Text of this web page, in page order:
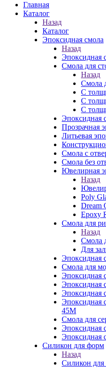
Главная
Каталог
Назад
Каталог
Эпоксидная смола
Назад
Эпоксидная
Смола для
Назад
Смола
С
С
С
Эпоксидная
Прозрачная
Литьевая
Смола с
Смола без
Ювелирная
Назад
Poly
Dream
Epoxy
Смола для
Назад
Смола
Для
Эпоксидная
Смола для
Эпоксидная
Эпоксидная
Эпоксидная
Эпоксидная
45М
Смола для
Эпоксидная
Эпоксидная
Силикон для форм
Назад
Силикон